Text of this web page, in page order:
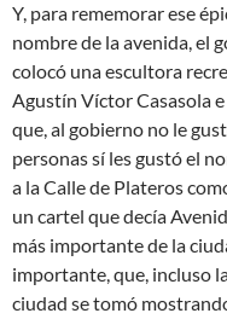
Y, para rememorar ese
nombre de la avenida, el
colocó una escultora
Agustín Víctor Casasola
que, al gobierno no le
personas sí les gustó el
a la Calle de Plateros
un cartel que decía
más importante de la
importante, que, incluso
ciudad se tomó